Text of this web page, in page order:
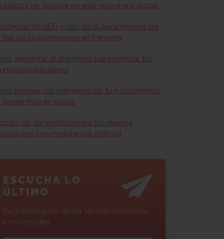
de Google en esta nueva era digital
de SEO y uso de IA para mejorar las
de tu ecommerce en Panamá
alimentar al algoritmo para mejorar tus
publicitarios
mejorar los márgenes de tu e-commerce
gastar más en pauta
de ser invisible para los nuevos
con inteligencia artificial
ESCUCHA LO
ÚLTIMO
Regístrese para recibir las últimas ofertas
y novedades.